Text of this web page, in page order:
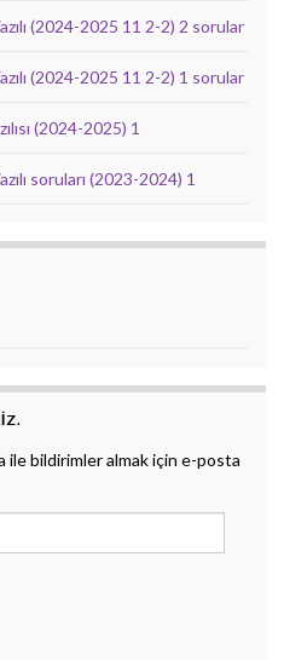
(2024-2025 11 2-2) 2 sorular
(2024-2025 11 2-2) 1 sorular
(2024-2025) 1
soruları (2023-2024) 1
ile bildirimler almak için e-posta